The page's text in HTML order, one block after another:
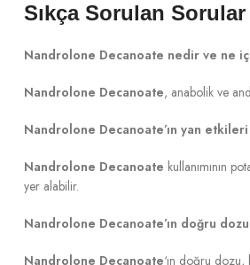
Sıkça Sorulan Sorular
Nandrolone Decanoate nedir ve ne
Nandrolone Decanoate, anabolik ve
Nandrolone Decanoate’ın yan
Nandrolone Decanoate kullanımının
yer alabilir.
Nandrolone Decanoate’ın doğru
Nandrolone Decanoate‘ın doğru